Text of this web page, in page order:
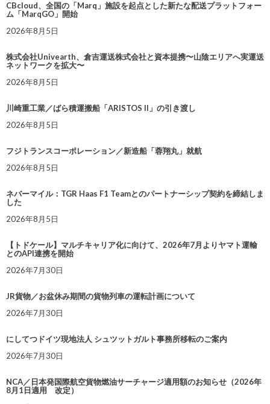
CBcloud、全国の「Marq」施設を起点とした新たな配送プラットフォー
ム「MarqGO」開始
2026年8月5日
株式会社Univearth、倉吉運送株式会社と資本提携〜山陰エリアへ実運送
ネットワークを拡大〜
2026年8月5日
川崎重工業／ばら積運搬船「ARISTOS II」の引き渡し
2026年8月5日
フジトランスコーポレーション／新造船「蓉翔丸」就航
2026年8月5日
ネバーマイル：TGR Haas F1 Teamとのパートナーシップ契約を締結しま
した
2026年8月5日
【トドケール】マルチキャリア化に向けて、2026年7月よりヤマト運輸
とのAPI連携を開始
2026年7月30日
JR貨物／お盆休み期間の貨物列車の運転計画について
2026年7月30日
にしてつドイツ現地法人 シュツットガルト事務所移転のご案内
2026年7月30日
NCA／日本発国際航空貨物燃油サーチャージ適用額のお知らせ（2026年
8月1日適用 改定）